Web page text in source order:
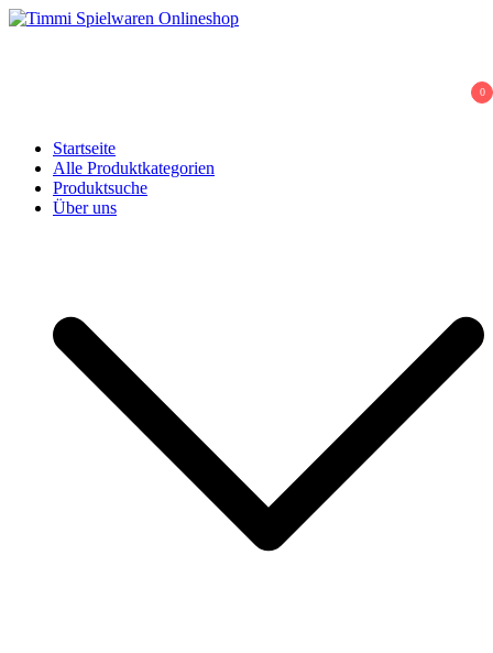
Skip
0
Startseite
Alle Produktkategorien
Produktsuche
Über uns